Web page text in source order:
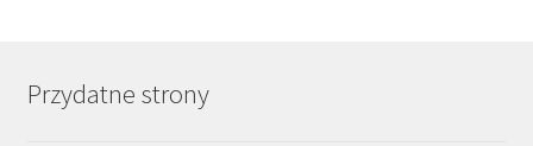
Przydatne strony